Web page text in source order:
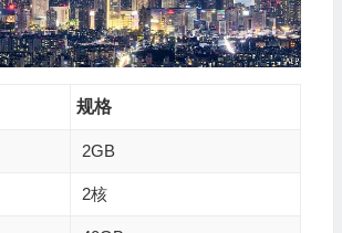
规格
2GB
2核